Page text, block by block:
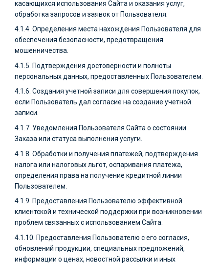
касающихся использования Сайта и оказания услуг,
обработка запросов и заявок от Пользователя.
4.1.4. Определения места нахождения Пользователя для
обеспечения безопасности, предотвращения
мошенничества.
4.1.5. Подтверждения достоверности и полноты
персональных данных, предоставленных Пользователем.
4.1.6. Создания учетной записи для совершения покупок,
если Пользователь дал согласие на создание учетной
записи.
4.1.7. Уведомления Пользователя Сайта о состоянии
Заказа или статуса выполнения услуги.
4.1.8. Обработки и получения платежей, подтверждения
налога или налоговых льгот, оспаривания платежа,
определения права на получение кредитной линии
Пользователем.
4.1.9. Предоставления Пользователю эффективной
клиентской и технической поддержки при возникновении
проблем связанных с использованием Сайта.
4.1.10. Предоставления Пользователю с его согласия,
обновлений продукции, специальных предложений,
информации о ценах, новостной рассылки и иных